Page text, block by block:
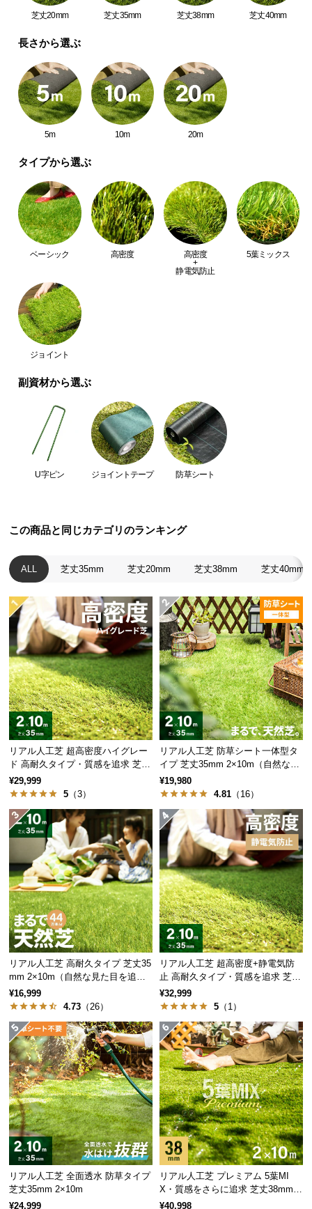
中
型
商
の
配
送
に
て
小
型
商
送
に
つ
い
て
サ
つ
て
搬
入
経
路
に
つ
い
て
返
品・
キ
ャ
ン
セ
に
つ
い
て
保
証
に
つ
い
て
会
員
規
約
に
つ
い
て
芝丈20mm 芝丈35mm 芝丈38mm 芝丈40mm
長さから選ぶ
5m 10m 20m
タイプから選ぶ
ベーシック 高密度
高密度
+
静電気防止
5葉ミックス
ジョイント
副資材から選ぶ
U字ピン ジョイントテープ 防草シート
この商品と同じカテゴリのランキング
ALL 芝丈35mm 芝丈20mm 芝丈38mm 芝丈40mm
リアル人工芝 超高密度ハイグレー
ド 高耐久タイプ・質感を追求 芝丈
35mm 2×10m
¥29,999
5 （3）
リアル人工芝 防草シート一体型タ
イプ 芝丈35mm 2×10m（自然な見
た目追求・U字ピン付）
¥19,980
4.81 （16）
リアル人工芝 高耐久タイプ 芝丈35
mm 2×10m（自然な見た目を追
求・U字ピン付属）
¥16,999
4.73 （26）
リアル人工芝 超高密度+静電気防
止 高耐久タイプ・質感を追求 芝丈
35mm 2×10m
¥32,999
5 （1）
リアル人工芝 全面透水 防草タイプ
芝丈35mm 2×10m
¥24,999
リアル人工芝 プレミアム 5葉MI
X・質感をさらに追求 芝丈38mm 2
×10m
¥40,998